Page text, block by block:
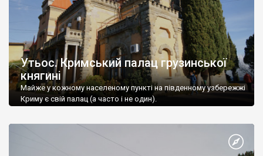
Утьос. Кримський палац грузинської
княгині
Майже у кожному населеному пункті на південному узбережжі
Криму є свій палац (а часто і не один).